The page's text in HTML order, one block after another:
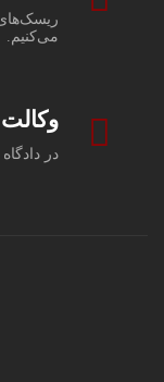
می‌کنیم.
در